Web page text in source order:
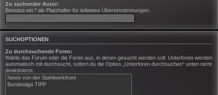
Zu suchender Autor:
Benutze ein * als Platzhalter für teilweise Übereinstimmungen.
SUCHOPTIONEN
Zu durchsuchende Foren:
Wähle das Forum oder die Foren aus, in denen gesucht werden soll. Unterforen werden
automatisch mit durchsucht, sofern du die Option „Unterforen durchsuchen“ unten nicht
deaktivierst.